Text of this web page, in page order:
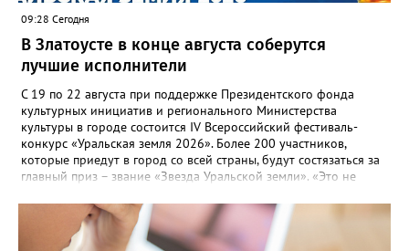
09:28 Сегодня
В Златоусте в конце августа соберутся
лучшие исполнители
С 19 по 22 августа при поддержке Президентского фонда
культурных инициатив и регионального Министерства
культуры в городе состоится IV Всероссийский фестиваль-
конкурс «Уральская земля 2026». Более 200 участников,
которые приедут в город со всей страны, будут состязаться за
главный приз – звание «Звезда Уральской земли». «Это не
прослушивания участников, мастер-классы от ведущих
наставников, выступления победителей прошлых лет и
приглашённых артистов», - сообщает оргкомитет. Вход на все